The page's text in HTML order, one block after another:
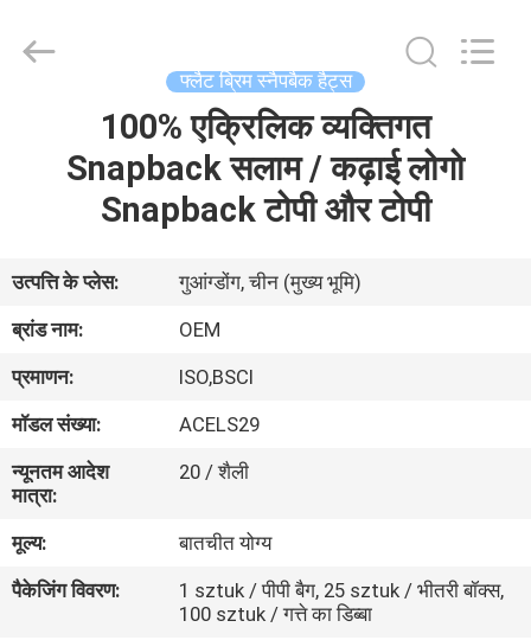
हमारे
बारे
में
कारखाना
भ्रमण
गुणवत्ता
नियंत्रण
Manufacturing
फ्लैट ब्रिम स्नैपबैक हैट्स
100% एक्रिलिक व्यक्तिगत
Snapback सलाम / कढ़ाई लोगो
Snapback टोपी और टोपी
उत्पत्ति के प्लेस:
गुआंग्डोंग, चीन (मुख्य भूमि)
ब्रांड नाम:
OEM
प्रमाणन:
ISO,BSCI
मॉडल संख्या:
ACELS29
न्यूनतम आदेश
मात्रा:
20 / शैली
मूल्य:
बातचीत योग्य
पैकेजिंग विवरण:
1 sztuk / पीपी बैग, 25 sztuk / भीतरी बॉक्स,
100 sztuk / गत्ते का डिब्बा